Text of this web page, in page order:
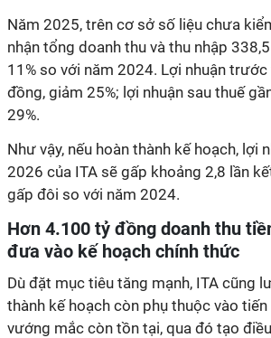
Năm 2025, trên cơ sở số liệu chưa
nhận tổng doanh thu và thu nhập
11% so với năm 2024. Lợi nhuận
đồng, giảm 25%; lợi nhuận sau thuế
29%.
Như vậy, nếu hoàn thành kế hoạch, lợi
2026 của ITA sẽ gấp khoảng 2,8 lần
gấp đôi so với năm 2024.
Hơn 4.100 tỷ đồng doanh thu
đưa vào kế hoạch chính thức
Dù đặt mục tiêu tăng mạnh, ITA cũng
thành kế hoạch còn phụ thuộc vào
vướng mắc còn tồn tại, qua đó tạo